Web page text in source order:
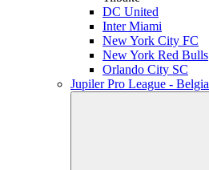
DC United
Inter Miami
New York City FC
New York Red Bulls
Orlando City SC
Jupiler Pro League - Belgia